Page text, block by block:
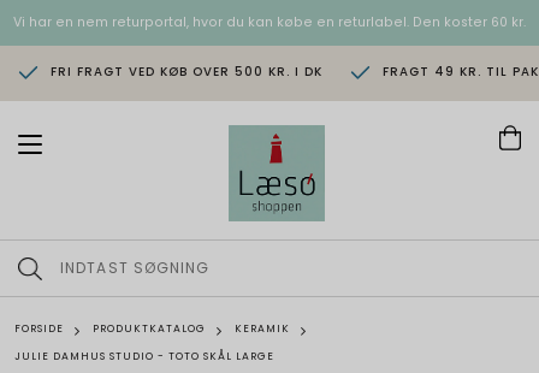
Vi har en nem returportal, hvor du kan købe en returlabel. Den koster 60 kr.
FRI FRAGT VED KØB OVER 500 KR. I DK FRAGT 49 KR. TIL
T
n
a
i
g
FORSIDE PRODUKTKATALOG
KERAMIK
JULIE DAMHUS STUDIO - TOTO SKÅL LARGE